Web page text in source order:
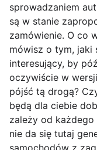
sprowadzaniem
są w stanie
zamówienie. O co
mówisz o tym, jaki
interesujący, by
oczywiście w
pójść tą drogą?
będą dla ciebie
zależy od
nie da się tutaj
samochodów z